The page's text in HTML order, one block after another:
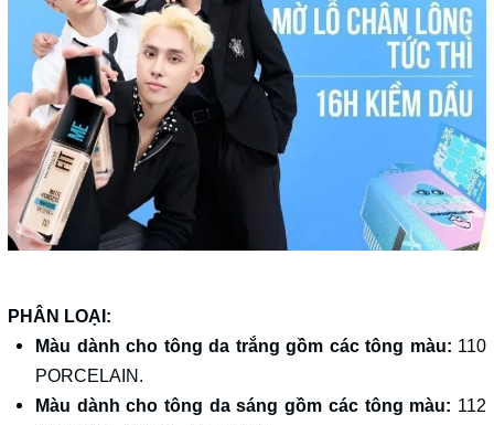
PHÂN LOẠI:
Màu dành cho tông da trắng gồm các tông màu: 110
PORCELAIN.
Màu dành cho tông da sáng gồm các tông màu: 112